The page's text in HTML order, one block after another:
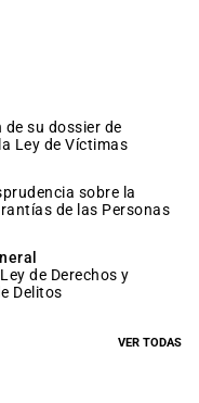
de su dossier de
Ley de Víctimas
sobre la
de las Personas
de Derechos y
Delitos
VER TODAS